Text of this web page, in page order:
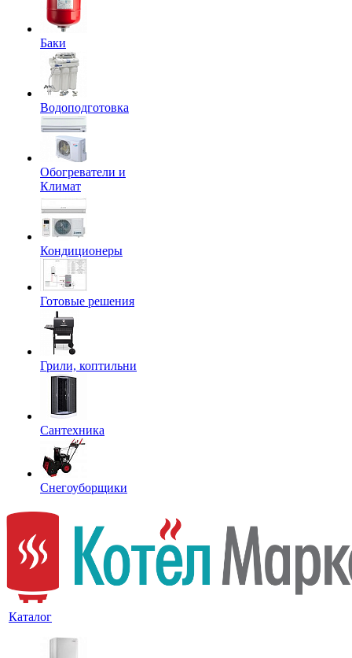
Баки
Водоподготовка
Обогреватели и
Климат
Кондиционеры
Готовые решения
Грили, коптильни
Сантехника
Снегоуборщики
Каталог